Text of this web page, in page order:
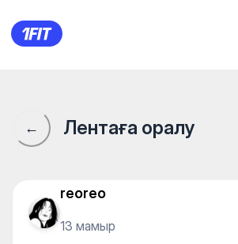
Last year😼
← Лентаға оралу
reoreo
13 мамыр